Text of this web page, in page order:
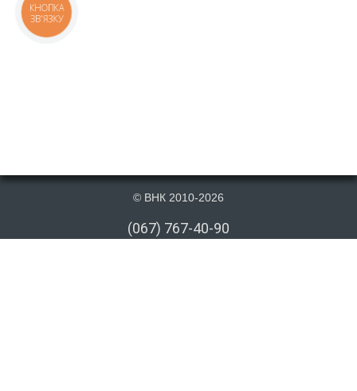
© ВНК 2010-2026
(067) 767-40-90
КНОПКА
ЗВ'ЯЗКУ